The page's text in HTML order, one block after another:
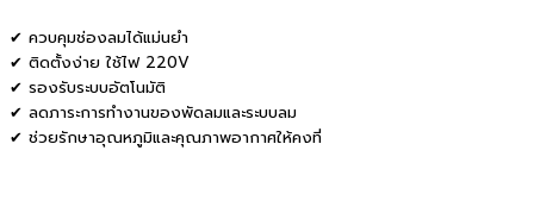
✔ ควบคุมช่องลมได้แม่นยำ
✔ ติดตั้งง่าย ใช้ไฟ 220V
✔ รองรับระบบอัตโนมัติ
✔ ลดภาระการทำงานของพัดลมและระบบลม
✔ ช่วยรักษาอุณหภูมิและคุณภาพอากาศให้คงที่